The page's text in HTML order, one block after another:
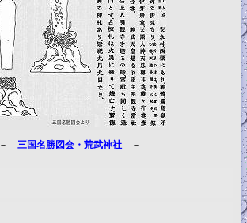
－三国名勝図会・荒武神社 －